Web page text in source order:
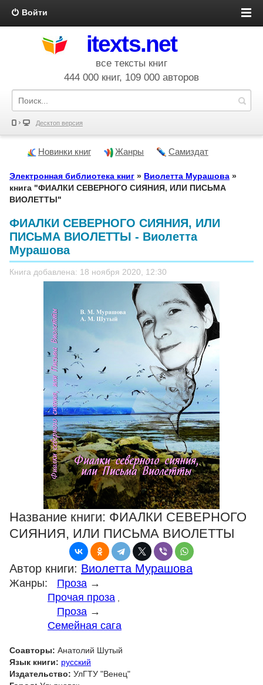
Войти
itexts.net
все тексты книг
444 000 книг, 109 000 авторов
Десктоп версия
Новинки книг Жанры Самиздат
Электронная библиотека книг » Виолетта Мурашова »
книга "ФИАЛКИ СЕВЕРНОГО СИЯНИЯ, ИЛИ ПИСЬМА
ВИОЛЕТТЫ"
ФИАЛКИ СЕВЕРНОГО СИЯНИЯ, ИЛИ
ПИСЬМА ВИОЛЕТТЫ - Виолетта
Мурашова
Книга добавлена: 18 ноября 2020, 12:30
Название книги: ФИАЛКИ СЕВЕРНОГО
СИЯНИЯ, ИЛИ ПИСЬМА ВИОЛЕТТЫ
Автор книги: Виолетта Мурашова
Жанры: Проза →
Прочая проза
Проза →
Семейная сага
Соавторы: Анатолий Шутый
Язык книги: русский
Издательство: УлГТУ "Венец"